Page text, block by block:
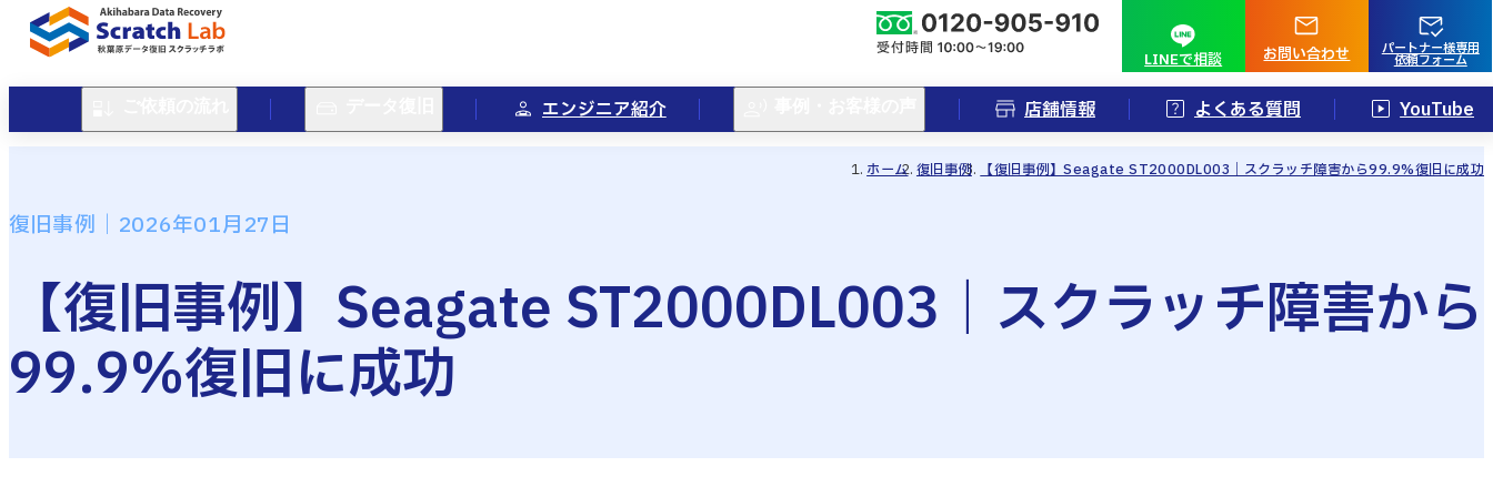
LINEで相談 お問い合わせ パートナー様専用
依頼フォーム
エンジニア紹介 店舗情報 よくある質問 YouTube
ホーム 復旧事例 【復旧事例】Seagate ST2000DL003｜スクラッチ障害から99.9%復旧に成功
【復旧事例】Seagate ST2000DL003｜スクラッチ障害から
99.9%復旧に成功
復旧事例｜2026年01月27日